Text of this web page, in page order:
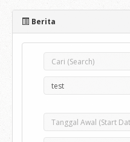
Berita